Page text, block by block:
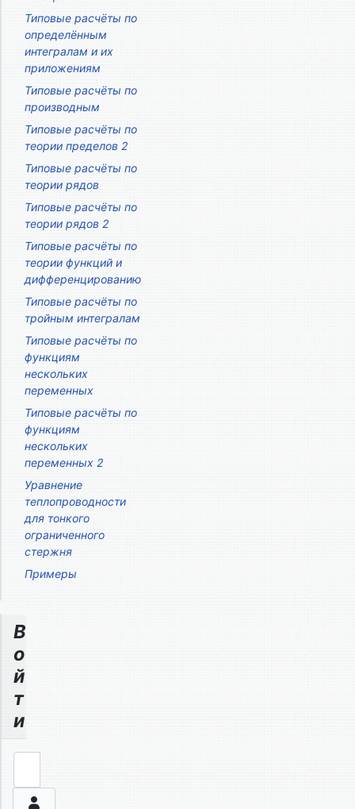
Типовые расчёты по
определённым
интегралам и их
приложениям
Типовые расчёты по
производным
Типовые расчёты по
теории пределов 2
Типовые расчёты по
теории рядов
Типовые расчёты по
теории рядов 2
Типовые расчёты по
теории функций и
дифференцированию
Типовые расчёты по
тройным интегралам
Типовые расчёты по
функциям
нескольких
переменных
Типовые расчёты по
функциям
нескольких
переменных 2
Уравнение
теплопроводности
для тонкого
ограниченного
стержня
Примеры
В
о
й
т
и